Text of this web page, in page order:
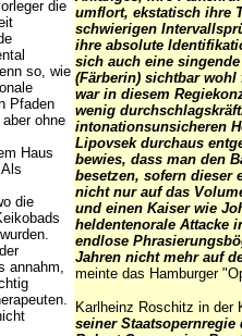
die
so, wie
Pfaden
ohne
Haus
die
annahm,
umflort, ekstatisch ihre
schwierigen
ihre absolute
sich auch eine
(Färberin) sichtbar
war in diesem
wenig
intonationsunsicheren
Lipovsek durchaus
bewies, dass man den
besetzen, sofern dieser
nicht nur auf das
und einen Kaiser wie
heldentenorale Attacke
endlose
Jahren nicht mehr auf
meinte das Hamburger
Karlheinz Roschitz in der
seiner